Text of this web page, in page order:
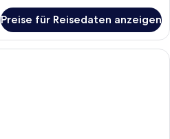
Preise für Reisedaten anzeigen
Ein Hotelzimmer mit einem Bett,